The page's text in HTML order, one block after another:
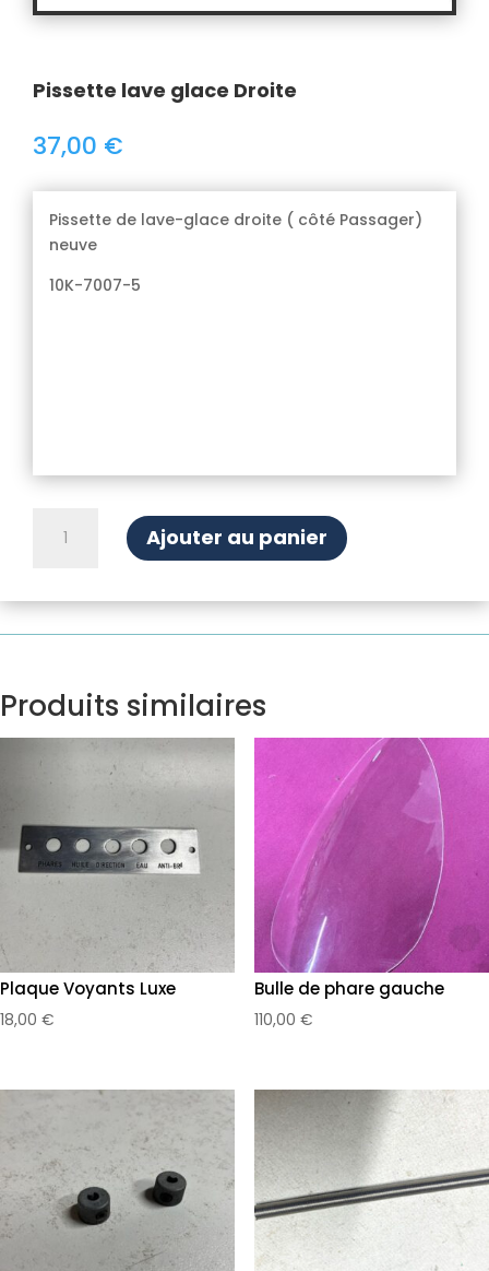
Pissette lave glace Droite
37,00 €
Pissette de lave-glace droite ( côté Passager)
neuve
10K-7007-5
Ajouter au panier
Produits similaires
Plaque Voyants Luxe
18,00 €
Bulle de phare gauche
110,00 €